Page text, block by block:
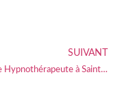
SUIVANT
Meilleure Hypnothérapeute à Saint-Romain-de-Colbosc